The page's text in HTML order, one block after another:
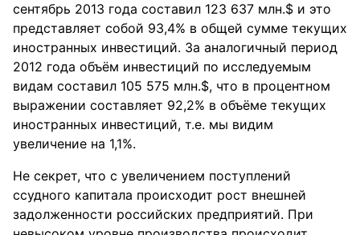
сентябрь 2013 года составил 123 637 млн.$ и это
представляет собой 93,4% в общей сумме текущих
иностранных инвестиций. За аналогичный период
2012 года объём инвестиций по исследуемым
видам составил 105 575 млн.$, что в процентном
выражении составляет 92,2% в объёме текущих
иностранных инвестиций, т.е. мы видим
увеличение на 1,1%.
Не секрет, что с увеличением поступлений
ссудного капитала происходит рост внешней
задолженности российских предприятий. При